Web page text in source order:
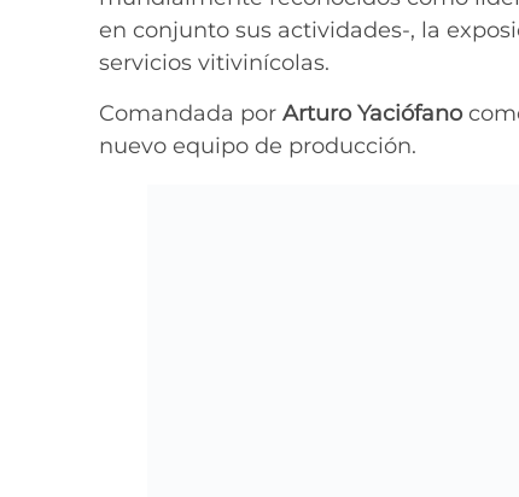
en conjunto sus actividades-, la
servicios vitivinícolas.
Comandada por Arturo Yaciófano
nuevo equipo de producción.